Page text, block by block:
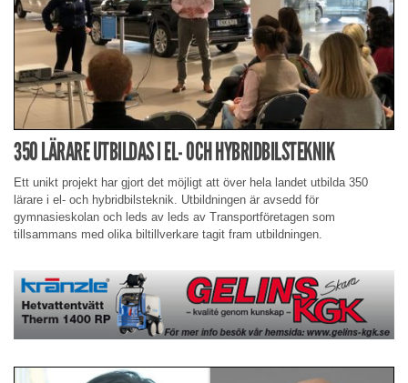
350 LÄRARE UTBILDAS I EL- OCH HYBRIDBILSTEKNIK
Ett unikt projekt har gjort det möjligt att över hela landet utbilda 350
lärare i el- och hybridbilsteknik. Utbildningen är avsedd för
gymnasieskolan och leds av leds av Transportföretagen som
tillsammans med olika biltillverkare tagit fram utbildningen.